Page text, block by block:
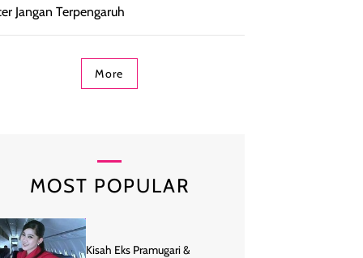
Jangan Terpengaruh
More
MOST POPULAR
Kisah Eks Pramugari &